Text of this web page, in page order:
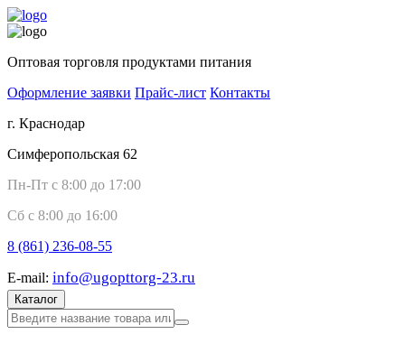
Оптовая торговля продуктами питания
Оформление заявки Прайс-лист Контакты
г. Краснодар
Симферопольская 62
Пн-Пт с 8:00 до 17:00
Сб с 8:00 до 16:00
8 (861) 236-08-55
E-mail: info@ugopttorg-23.ru
Каталог